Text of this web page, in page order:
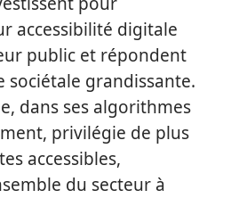
accessibilité digitale
public et répondent
sociétale grandissante.
dans ses algorithmes
privilégie de plus
accessibles,
du secteur à